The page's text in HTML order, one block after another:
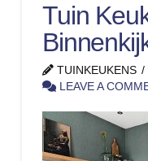
Tuin
TUINKEUKENS
LEAVE A